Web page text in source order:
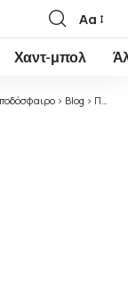
Font
Resizer
Αα
Χαντ-μπολ
> Blog > Ποδόσφαιρο